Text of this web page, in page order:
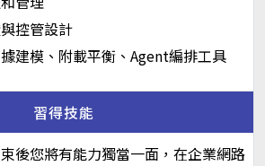
控管設計
建模、附載平衡、Agent編排工具
習得技能
後您將有能力獨當一面，在企業網路